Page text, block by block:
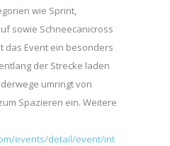
wie Sprint,
sowie Schneecanicross
das Event ein besonders
der Strecke laden
umringt von
Spazieren ein. Weitere
events/detail/event/int